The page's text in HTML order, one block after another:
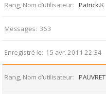
Rang, Nom d’utilisateur Patrick.K
Messages 363
Enregistré le 15 avr. 2011 22:34
Rang, Nom d’utilisateur PAUVRET